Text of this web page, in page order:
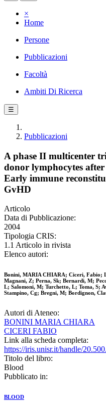
×
Home
Persone
Pubblicazioni
Facoltà
Ambiti Di Ricerca
☰
Pubblicazioni
A phase II multicenter
donor lymphocytes
Early immune
GvHD
Articolo
Data di Pubblicazione:
2004
Tipologia CRIS:
1.1 Articolo in rivista
Elenco autori:
Bonini, MARIA CHIARA; Ciceri, Fabio;
Magnani, Z; Perna, Sk; Bernardi, M;
L; Salomoni, M; Turchetto, L; Toma, S;
Stampino, Cg; Bregni, M; Bordignon,
Autori di Ateneo:
BONINI MARIA CHIARA
CICERI FABIO
Link alla scheda completa:
https://iris.unisr.it/handle/
Titolo del libro:
Blood
Pubblicato in:
BLOOD